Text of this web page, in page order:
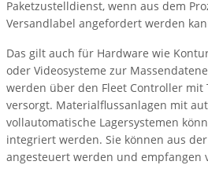
Paketzustelldienst, wenn aus dem
Versandlabel angefordert werden
Das gilt auch für Hardware wie
oder Videosysteme zur
werden über den Fleet Controller mit
versorgt. Materialflussanlagen mit
vollautomatische Lagersystemen
integriert werden. Sie können aus
angesteuert werden und empfangen